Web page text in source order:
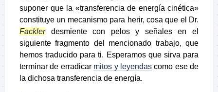
suponer que la «transferencia de energía cinética»
constituye un mecanismo para herir, cosa que el Dr.
Facklerdesmiente con pelos y señales en el
siguiente fragmento del mencionado trabajo, que
hemos traducido para ti. Esperamos que sirva para
terminar de erradicar mitos y leyendascomo ese de
la dichosa transferencia de energía.